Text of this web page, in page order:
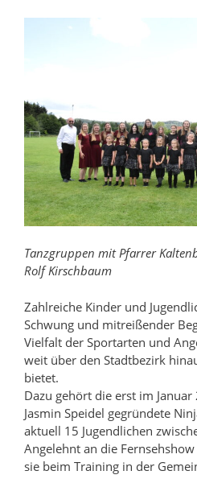
Tanzgruppen mit Pfarrer
Rolf Kirschbaum
Zahlreiche Kinder und
Schwung und mitreißender
Vielfalt der Sportarten und
weit über den Stadtbezirk
bietet.
Dazu gehört die erst im
Jasmin Speidel gegründete
aktuell 15 Jugendlichen
Angelehnt an die
sie beim Training in der